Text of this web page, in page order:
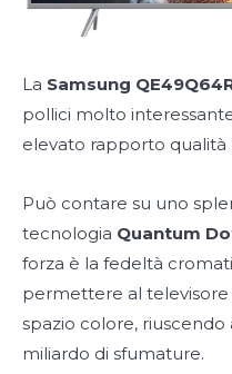
La Samsung
pollici molto
elevato rapporto qualità
Può contare su uno
tecnologia Quantum
forza è la fedeltà
permettere al televisore
spazio colore,
miliardo di sfumature.